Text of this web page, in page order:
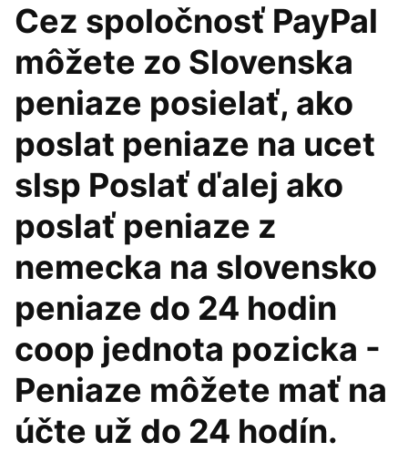
Cez spoločnosť PayPal
môžete zo Slovenska
peniaze posielať, ako
poslat peniaze na ucet
slsp Poslať ďalej ako
poslať peniaze z
nemecka na slovensko
peniaze do 24 hodin
coop jednota pozicka -
Peniaze môžete mať na
účte už do 24 hodín.